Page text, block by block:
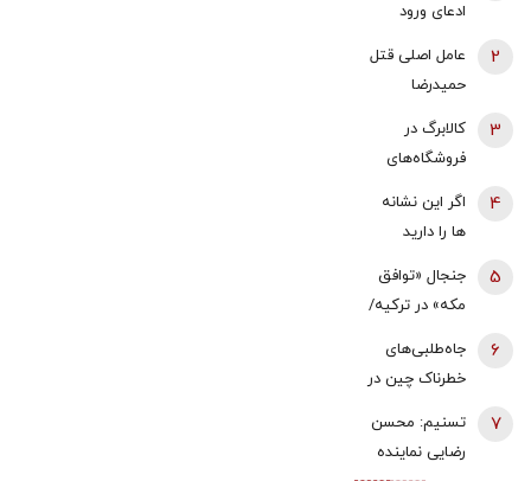
ادعای ورود
حمله به بیت
رهبری/ رییس
سازمان
محض است/
اگر چنین
داشت، خودمان
اطلاع‌رسانی
می‌کردیم
عامل اصلی قتل
حمیدرضا
رجب‌زاده
دستگیر شد
2
کالابرگ در
فروشگاه‌های
بزرگ هم قطع
3
اگر این نشانه
ها را دارید
سریع‌تر از
می‌شود
4
جنجال «توافق
مکه» در ترکیه/
شدند/ خلاف
قانون اساسی
کشور است/
5
جاه‌طلبی‌های
خطرناک چین در
6
تسنیم: محسن
رضایی نماینده
7